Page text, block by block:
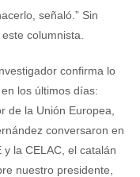
señaló.” Sin
columnista.
confirma lo
los últimos días:
de la Unión Europea,
conversaron en
la CELAC, el catalán
nuestro presidente,